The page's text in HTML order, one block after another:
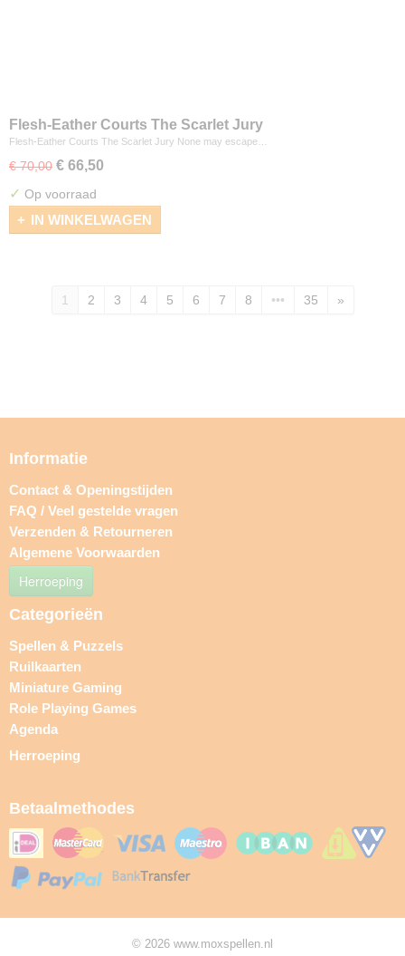
Flesh-Eather Courts The Scarlet Jury
Flesh-Eather Courts The Scarlet Jury None may escape…
€ 70,00 € 66,50
✓ Op voorraad
IN WINKELWAGEN
1 2 3 4 5 6 7 8 ••• 35 »
Informatie
Contact & Openingstijden
FAQ / Veel gestelde vragen
Verzenden & Retourneren
Algemene Voorwaarden
Herroeping
Categorieën
Spellen & Puzzels
Ruilkaarten
Miniature Gaming
Role Playing Games
Agenda
Herroeping
Betaalmethodes
© 2026 www.moxspellen.nl